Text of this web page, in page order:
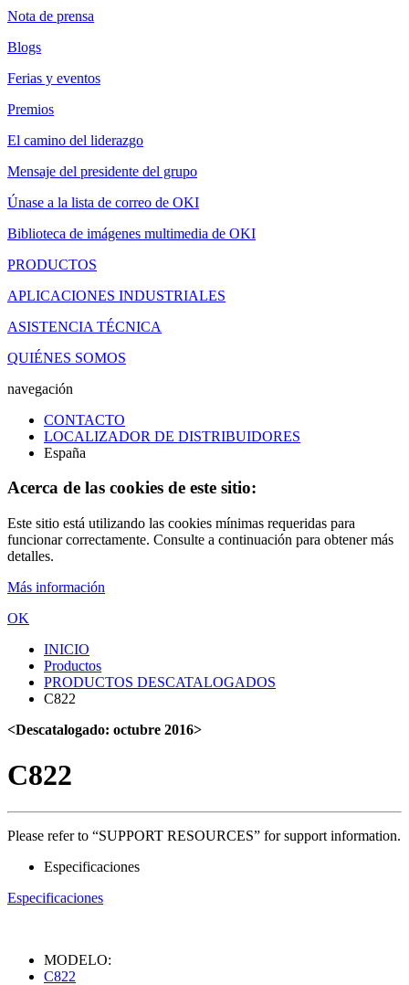
Nota de prensa
Blogs
Ferias y eventos
Premios
El camino del liderazgo
Mensaje del presidente del grupo
Únase a la lista de correo de OKI
Biblioteca de imágenes multimedia de OKI
PRODUCTOS
APLICACIONES INDUSTRIALES
ASISTENCIA TÉCNICA
QUIÉNES SOMOS
navegación
CONTACTO
LOCALIZADOR DE DISTRIBUIDORES
España
Acerca de las cookies de este sitio:
Este sitio está utilizando las cookies mínimas requeridas para
funcionar correctamente. Consulte a continuación para obtener más
detalles.
Más información
OK
INICIO
Productos
PRODUCTOS DESCATALOGADOS
C822
<Descatalogado: octubre 2016>
C822
Please refer to “SUPPORT RESOURCES” for support information.
Especificaciones
Especificaciones
MODELO:
C822